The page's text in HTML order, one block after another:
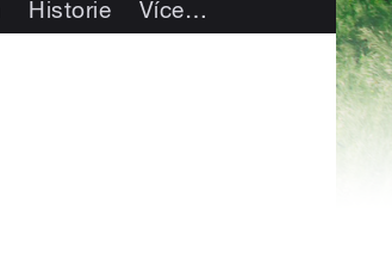
Historie Více…